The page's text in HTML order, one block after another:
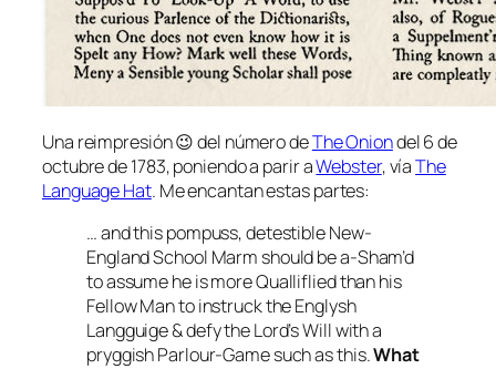
Una reimpresión 😉 del número deThe Oniondel 6 de
octubre de 1783, poniendo a parir aWebster, víaThe
Language Hat. Me encantan estas partes:
… and this pompuss, detestible New-
England School Marm should be a-Sham’d
to assume he is more Qualliflied than his
Fellow Man to instruck the Englysh
Langguige & defy the Lord’s Will with a
pryggish Parlour-Game such as this.What